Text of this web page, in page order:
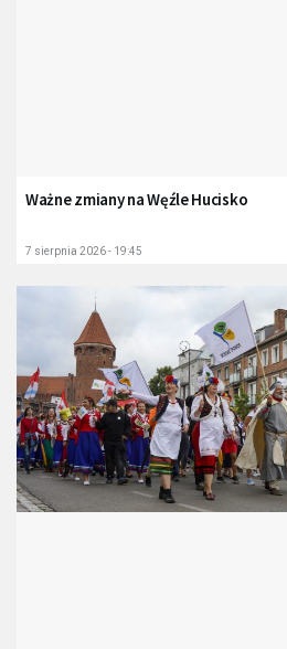
Ważne zmiany na Węźle Hucisko
7 sierpnia 2026 - 19:45